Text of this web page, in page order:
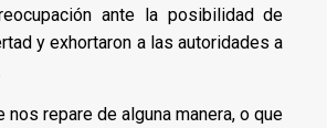
ante la posibilidad de
y exhortaron a las autoridades a
nos repare de alguna manera, o que